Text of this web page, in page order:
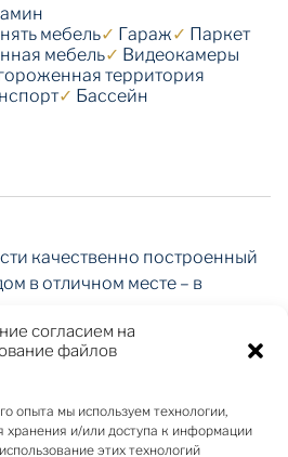
согласием на
файлов
опыта мы используем технологии,
хранения и/или доступа к информации
этих технологий
мебель✓ Гараж✓ Паркет
мебель✓ Видеокамеры
территория
✓ Бассейн
качественно построенный
в отличном месте – в
шагах от торгового
от аэропорта Рига.
из просторной жилой зоны с
гостиной, зоной отдыха и